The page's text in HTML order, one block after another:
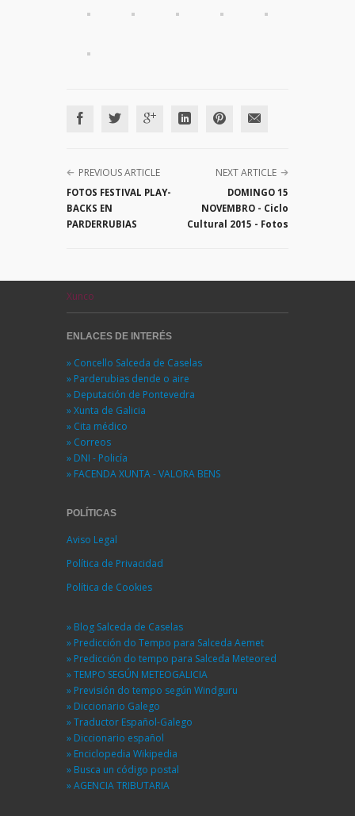
PREVIOUS ARTICLE
FOTOS FESTIVAL PLAY-
BACKS EN
PARDERRUBIAS
NEXT ARTICLE
DOMINGO 15
NOVEMBRO - Ciclo
Cultural 2015 - Fotos
Xunco
ENLACES DE INTERÉS
» Concello Salceda de Caselas
» Parderubias dende o aire
» Deputación de Pontevedra
» Xunta de Galicia
» Cita médico
» Correos
» DNI - Policía
» FACENDA XUNTA - VALORA BENS
POLÍTICAS
Aviso Legal
Política de Privacidad
Política de Cookies
» Blog Salceda de Caselas
» Predicción do Tempo para Salceda Aemet
» Predicción do tempo para Salceda Meteored
» TEMPO SEGÚN METEOGALICIA
» Previsión do tempo según Windguru
» Diccionario Galego
» Traductor Español-Galego
» Diccionario español
» Enciclopedia Wikipedia
» Busca un código postal
» AGENCIA TRIBUTARIA